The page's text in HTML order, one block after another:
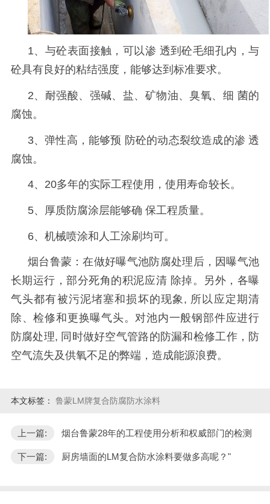
1、与砼表面接触，可以渗 透到砼毛细孔内，与
砼具有良好的粘结强度，能够达到标准要求。
2、耐强酸、强碱、盐、矿物油、臭氧、细 菌的
腐蚀。
3、弹性高，能够预 防砼的动态裂纹造成的渗 透
腐蚀。
4、 20多年的实际工程使用，使用寿命较长。
5、厚质防腐涂层能够确 保工程质量。
6、机械喷涂和人工涂刷均可。
烟台鲁蒙：在做好曝气池防腐处理后，因曝气池
长期运行，部分死角的积泥应清 除掉。另外，各曝
气头都有被污泥堵塞和损坏的现象, 所以应定期清
除、检修和更换曝气头。对池内一般钢部件应进行
防腐处理, 同时做好空气管路的防漏和检修工作，防
空气流失及供氧不足的弊端，造成能源浪费。
本文标签： 鲁蒙LM牌复合防腐防水涂料
上一篇: 烟台鲁蒙28年的工程使用分析和权威部门的检测
下一篇: 厨房墙面的LM复合防水涂料要做多高呢？"